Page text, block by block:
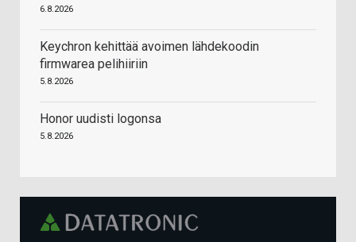
6.8.2026
Keychron kehittää avoimen lähdekoodin
firmwarea pelihiiriin
5.8.2026
Honor uudisti logonsa
5.8.2026